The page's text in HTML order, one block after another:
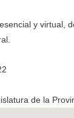
y virtual,
de la